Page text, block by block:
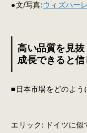
●文/写真:ウィズハー
高い品質を見
成長できると
■日本市場をどのよう
エリック: ドイツに似